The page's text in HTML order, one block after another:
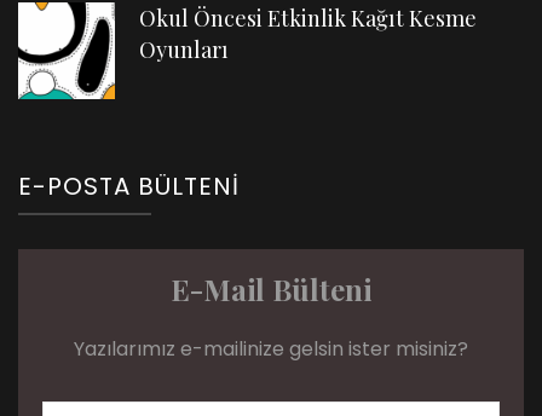
Okul Öncesi Etkinlik Kağıt Kesme
Oyunları
E-POSTA BÜLTENI
E-Mail Bülteni
Yazılarımız e-mailinize gelsin ister misiniz?